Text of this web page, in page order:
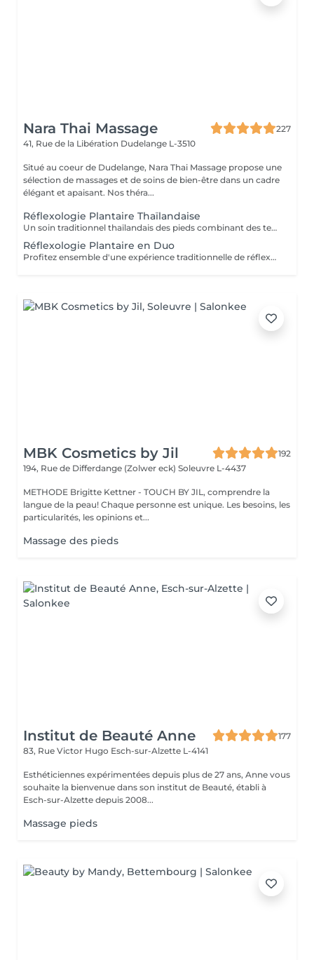
Nara Thai Massage
227
41, Rue de la Libération Dudelange L-3510
Situé au coeur de Dudelange, Nara Thai Massage propose une
sélection de massages et de soins de bien-être dans un cadre
élégant et apaisant. Nos théra...
Réflexologie Plantaire Thaïlandaise
Un soin traditionnel thaïlandais des pieds combinant des techniques de massage et de pression appliquées aux pieds et au bas des jambes. Ce traitement relaxant aide à soulager les pieds fatigués, à stimuler la circulation, à réduire le stress et à retrouver une agréable sensation d'équilibre et de confort.
Réflexologie Plantaire en Duo
Profitez ensemble d'une expérience traditionnelle de réflexologie plantaire thaïlandaise. Grâce à des techniques de pression ciblées appliquées aux pieds et au bas des jambes, ce soin relaxant aide à soulager les pieds fatigués, stimuler la circulation et favoriser une agréable sensation d'équilibre et de bien-être.
MBK Cosmetics by Jil
192
194, Rue de Differdange (Zolwer eck) Soleuvre L-4437
METHODE Brigitte Kettner - TOUCH BY JIL, comprendre la
langue de la peau! Chaque personne est unique. Les besoins, les
particularités, les opinions et...
Massage des pieds
Institut de Beauté Anne
177
83, Rue Victor Hugo Esch-sur-Alzette L-4141
Esthéticiennes expérimentées depuis plus de 27 ans, Anne vous
souhaite la bienvenue dans son institut de Beauté, établi à
Esch-sur-Alzette depuis 2008...
Massage pieds